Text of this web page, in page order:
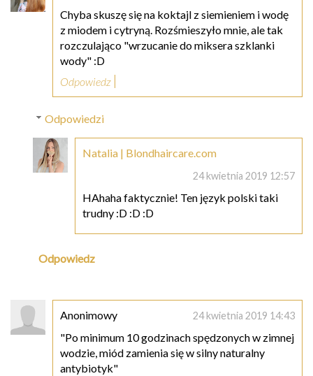
Chyba skuszę się na koktajl z siemieniem i wodę
z miodem i cytryną. Rozśmieszyło mnie, ale tak
rozczulająco "wrzucanie do miksera szklanki
wody" :D
Odpowiedz
Odpowiedzi
Natalia | Blondhaircare.com
24 kwietnia 2019 12:57
HAhaha faktycznie! Ten język polski taki
trudny :D :D :D
Odpowiedz
Anonimowy 24 kwietnia 2019 14:43
"Po minimum 10 godzinach spędzonych w zimnej
wodzie, miód zamienia się w silny naturalny
antybiotyk"